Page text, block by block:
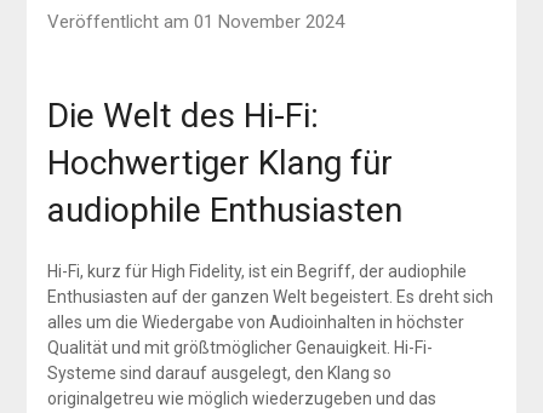
Veröffentlicht am 01 November 2024
Die Welt des Hi-Fi:
Hochwertiger Klang für
audiophile Enthusiasten
Hi-Fi, kurz für High Fidelity, ist ein Begriff, der audiophile
Enthusiasten auf der ganzen Welt begeistert. Es dreht sich
alles um die Wiedergabe von Audioinhalten in höchster
Qualität und mit größtmöglicher Genauigkeit. Hi-Fi-
Systeme sind darauf ausgelegt, den Klang so
originalgetreu wie möglich wiederzugeben und das